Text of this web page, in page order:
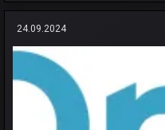
24.09.2024